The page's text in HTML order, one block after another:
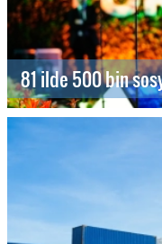
81 ilde 500 bin